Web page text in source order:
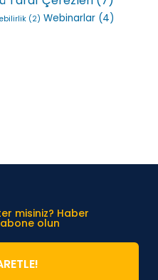
(2) Webinarlar (4)
misiniz? Haber
olun